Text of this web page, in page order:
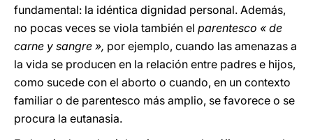
fundamental: la idéntica dignidad personal. Además,
no pocas veces se viola también el parentesco « de
carne y sangre », por ejemplo, cuando las amenazas a
la vida se producen en la relación entre padres e hijos,
como sucede con el aborto o cuando, en un contexto
familiar o de parentesco más amplio, se favorece o se
procura la eutanasia.